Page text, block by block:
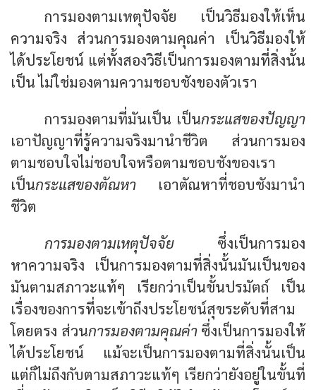
การมองตามเหตุปัจจัย เป็นวิธีมองให้เห็น
ความจริง ส่วนการมองตามคุณค่า เป็นวิธีมองให้
ได้ประโยชน์ แต่ทั้งสองวิธีเป็นการมองตามที่สิ่งนั้น
เป็น ไม่ใช่มองตามความชอบชังของตัวเรา
การมองตามที่มันเป็น เป็นกระแสของปัญญา
เอาปัญญาที่รู้ความจริงมานำชีวิต ส่วนการมอง
ตามชอบใจไม่ชอบใจหรือตามชอบชังของเรา
เป็นกระแสของตัณหา เอาตัณหาที่ชอบชังมานำ
ชีวิต
การมองตามเหตุปัจจัย ซึ่งเป็นการมอง
หาความจริง เป็นการมองตามที่สิ่งนั้นมันเป็นของ
มันตามสภาวะแท้ๆ เรียกว่าเป็นขั้นปรมัตถ์ เป็น
เรื่องของการที่จะเข้าถึงประโยชน์สุขระดับที่สาม
โดยตรง ส่วนการมองตามคุณค่าซึ่งเป็นการมองให้
ได้ประโยชน์ แม้จะเป็นการมองตามที่สิ่งนั้นเป็น
แต่ก็ไม่ถึงกับตามสภาวะแท้ๆ เรียกว่ายังอยู่ในขั้นที่